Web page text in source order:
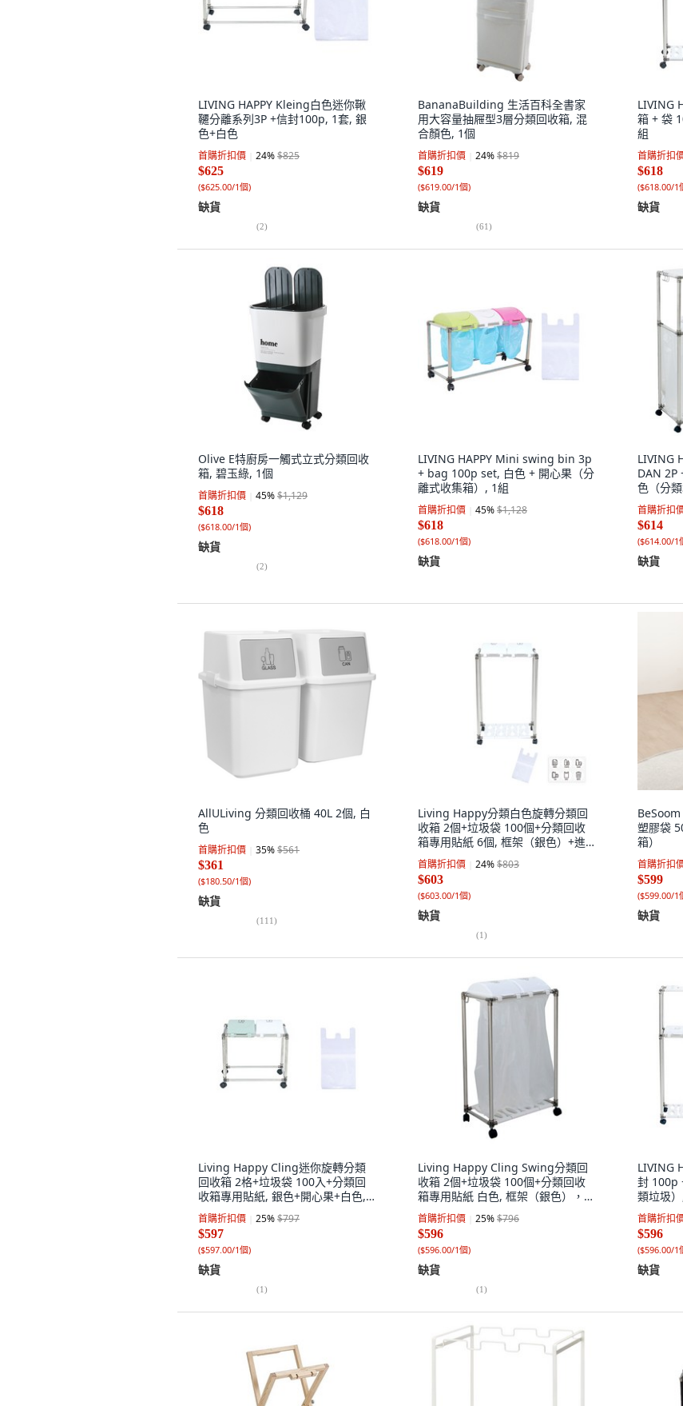
LIVING HAPPY Kleing白色迷你鞦
韆分離系列3P +信封100p, 1套, 銀
色+白色
首購折扣價 24%$825
$625
($625.00/1個)
缺貨
(2)
BananaBuilding 生活百科全書家
用大容量抽屜型3層分類回收箱, 混
合顏色, 1個
首購折扣價 24%$819
$619
($619.00/1個)
缺貨
(61)
LIVING
箱 + 袋
組
首購折扣
$618
($618.00/1
缺貨
Olive E特廚房一觸式立式分類回收
箱, 碧玉綠, 1個
首購折扣價 45%$1,129
$618
($618.00/1個)
缺貨
(2)
LIVING HAPPY Mini swing bin 3p
+ bag 100p set, 白色 + 開心果（分
離式收集箱）, 1組
首購折扣價 45%$1,128
$618
($618.00/1個)
缺貨
LIVING
DAN 2P
色（分類
首購折扣
$614
($614.00/1
缺貨
AllULiving 分類回收桶 40L 2個, 白
色
首購折扣價 35%$561
$361
($180.50/1個)
缺貨
(111)
Living Happy分類白色旋轉分類回
收箱 2個+垃圾袋 100個+分類回收
箱專用貼紙 6個, 框架（銀色）+進
氣口（白色）, 1套
首購折扣價 24%$803
$603
($603.00/1個)
缺貨
(1)
塑膠袋
箱）
首購折扣
$599
($599.00/1
缺貨
Living Happy Cling迷你旋轉分類
回收箱 2格+垃圾袋 100入+分類回
收箱專用貼紙, 銀色+開心果+白色, 1
套
首購折扣價 25%$797
$597
($597.00/1個)
缺貨
(1)
Living Happy Cling Swing分類回
收箱 2個+垃圾袋 100個+分類回收
箱專用貼紙 白色, 框架（銀色），插
槽（白色）, 1組
首購折扣價 25%$796
$596
($596.00/1個)
缺貨
(1)
LIVING
封 100p
類垃圾
首購折扣
$596
($596.00/1
缺貨